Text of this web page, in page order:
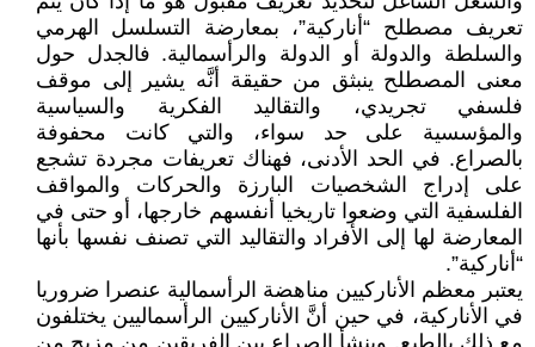
تعريف مصطلح “أناركية”، بمعارضة التسلسل الهرمي
والسلطة والدولة أو الدولة والرأسمالية. فالجدل حول
معنى المصطلح ينبثق من حقيقة أنَّه يشير إلى موقف
فلسفي تجريدي، والتقاليد الفكرية والسياسية
والمؤسسية على حد سواء، والتي كانت محفوفة
بالصراع. في الحد الأدنى، فهناك تعريفات مجردة تشجع
على إدراج الشخصيات البارزة والحركات والمواقف
الفلسفية التي وضعوا تاريخيا أنفسهم خارجها، أو حتى في
المعارضة لها إلى الأفراد والتقاليد التي تصنف نفسها بأنها
“أناركية”.
يعتبر معظم الأناركيين مناهضة الرأسمالية عنصرا ضروريا
في الأناركية، في حين أنَّ الأناركيين الرأسماليين يختلفون